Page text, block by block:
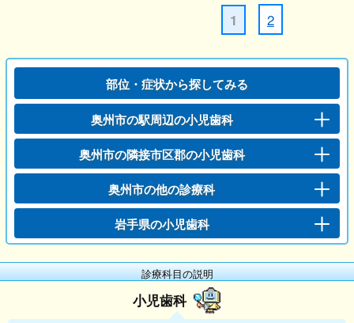
1 2
部位・症状から探してみる
奥州市の駅周辺の小児歯科
奥州市の隣接市区郡の小児歯科
奥州市の他の診療科
岩手県の小児歯科
診療科目の説明
小児歯科